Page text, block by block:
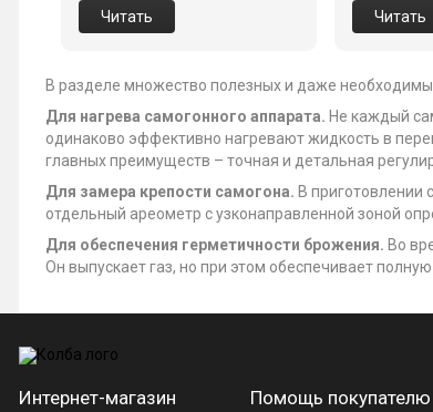
Читать Читать
В разделе множество полезных и даже
Для нагрева самогонного аппарата. Не каждый
одинаково эффективно нагревают жидкость в
главных преимуществ – точная и детальная
Для замера крепости самогона. В приготовлении
отдельный ареометр с узконаправленной зоной
Для обеспечения герметичности брожения. Во
Он выпускает газ, но при этом обеспечивает
Интернет-магазин Помощь покупателю